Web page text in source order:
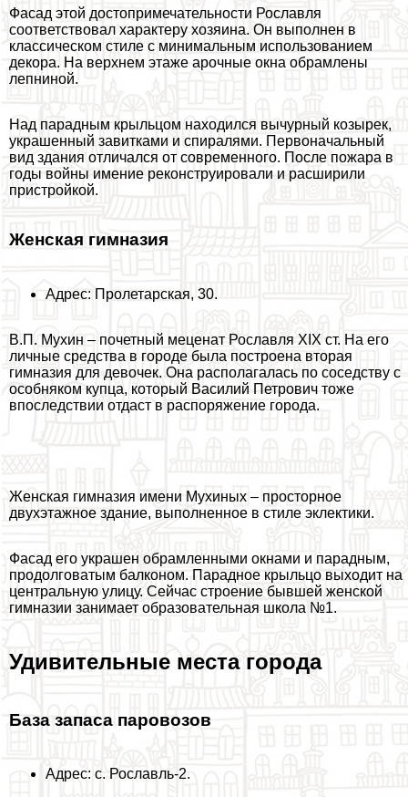
Фасад этой достопримечательности Рославля
соответствовал хаpaктеру хозяина. Он выполнен в
классическом стиле с минимальным использованием
декора. На верхнем этаже арочные окна обрамлены
лепниной.
Над парадным крыльцом находился вычурный козырек,
украшенный завитками и спиралями. Первоначальный
вид здания отличался от современного. После пожара в
годы войны имение реконструировали и расширили
пристройкой.
Женская гимназия
Адрес: Пролетарская, 30.
В.П. Мухин – почетный меценат Рославля XIX ст. На его
личные средства в городе была построена вторая
гимназия для девочек. Она располагалась по соседству с
особняком купца, который Василий Петрович тоже
впоследствии отдаст в распоряжение города.
Женская гимназия имени Мухиных – просторное
двухэтажное здание, выполненное в стиле эклектики.
Фасад его украшен обрамленными окнами и парадным,
продолговатым балконом. Парадное крыльцо выходит на
центральную улицу. Сейчас строение бывшей женской
гимназии занимает образовательная школа №1.
Удивительные места города
База запаса паровозов
Адрес: с. Рославль-2.